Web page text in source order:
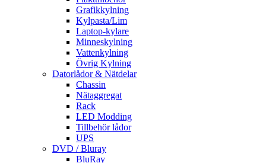
Grafikkylning
Kylpasta/Lim
Laptop-kylare
Minneskylning
Vattenkylning
Övrig Kylning
Datorlådor & Nätdelar
Chassin
Nätaggregat
Rack
LED Modding
Tillbehör lådor
UPS
DVD / Bluray
BluRay